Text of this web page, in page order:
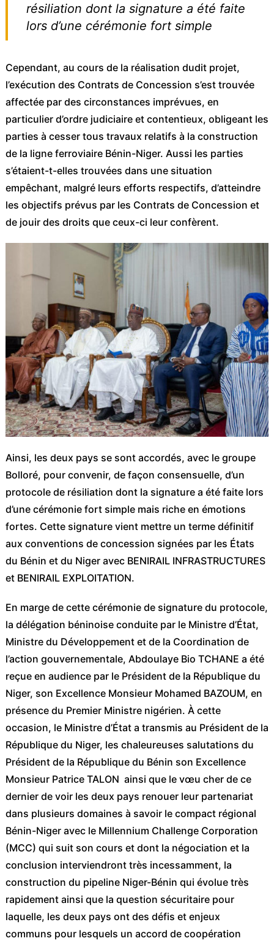
résiliation dont la signature a été faite
lors d’une cérémonie fort simple
Cependant, au cours de la réalisation dudit projet,
l’exécution des Contrats de Concession s’est trouvée
affectée par des circonstances imprévues, en
particulier d’ordre judiciaire et contentieux, obligeant les
parties à cesser tous travaux relatifs à la construction
de la ligne ferroviaire Bénin-Niger. Aussi les parties
s’étaient-t-elles trouvées dans une situation
empêchant, malgré leurs efforts respectifs, d’atteindre
les objectifs prévus par les Contrats de Concession et
de jouir des droits que ceux-ci leur confèrent.
Ainsi, les deux pays se sont accordés, avec le groupe
Bolloré, pour convenir, de façon consensuelle, d’un
protocole de résiliation dont la signature a été faite lors
d’une cérémonie fort simple mais riche en émotions
fortes. Cette signature vient mettre un terme définitif
aux conventions de concession signées par les États
du Bénin et du Niger avec BENIRAIL INFRASTRUCTURES
et BENIRAIL EXPLOITATION.
En marge de cette cérémonie de signature du protocole,
la délégation béninoise conduite par le Ministre d’État,
Ministre du Développement et de la Coordination de
l’action gouvernementale, Abdoulaye Bio TCHANE a été
reçue en audience par le Président de la République du
Niger, son Excellence Monsieur Mohamed BAZOUM, en
présence du Premier Ministre nigérien. À cette
occasion, le Ministre d’État a transmis au Président de la
République du Niger, les chaleureuses salutations du
Président de la République du Bénin son Excellence
Monsieur Patrice TALON ainsi que le vœu cher de ce
dernier de voir les deux pays renouer leur partenariat
dans plusieurs domaines à savoir le compact régional
Bénin-Niger avec le Millennium Challenge Corporation
(MCC) qui suit son cours et dont la négociation et la
conclusion interviendront très incessamment, la
construction du pipeline Niger-Bénin qui évolue très
rapidement ainsi que la question sécuritaire pour
laquelle, les deux pays ont des défis et enjeux
communs pour lesquels un accord de coopération